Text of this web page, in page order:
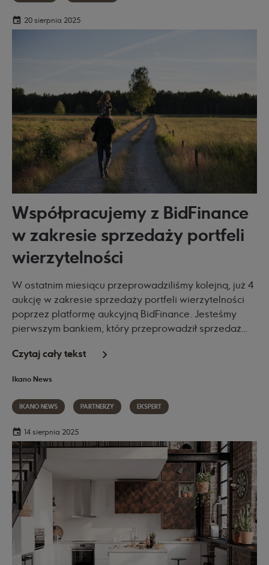
20 sierpnia 2025
Współpracujemy z BidFinance
w zakresie sprzedaży portfeli
wierzytelności
W ostatnim miesiącu przeprowadziliśmy kolejną, już 4
aukcję w zakresie sprzedaży portfeli wierzytelności
poprzez platformę aukcyjną BidFinance. Jesteśmy
pierwszym bankiem, który przeprowadził sprzedaż
Czytaj cały tekst
Ikano News
IKANO NEWS PARTNERZY EKSPERT
14 sierpnia 2025